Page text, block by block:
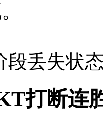
段丢失状
打断连